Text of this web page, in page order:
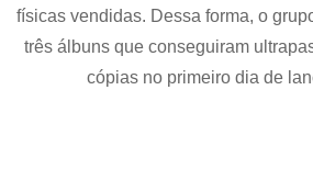
do
físicas vendidas. Dessa forma, o
três álbuns que conseguiram
cópias no primeiro dia de